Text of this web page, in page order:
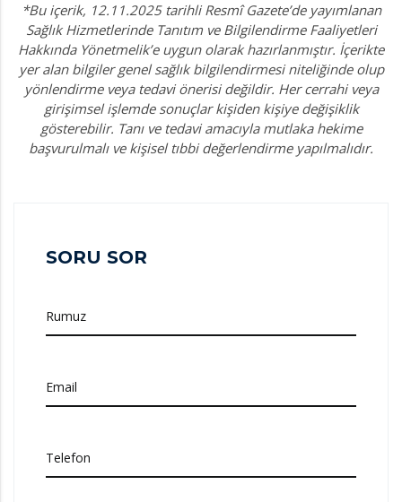
*Bu içerik, 12.11.2025 tarihli Resmî Gazete’de yayımlanan
Sağlık Hizmetlerinde Tanıtım ve Bilgilendirme Faaliyetleri
Hakkında Yönetmelik’e uygun olarak hazırlanmıştır. İçerikte
yer alan bilgiler genel sağlık bilgilendirmesi niteliğinde olup
yönlendirme veya tedavi önerisi değildir. Her cerrahi veya
girişimsel işlemde sonuçlar kişiden kişiye değişiklik
gösterebilir. Tanı ve tedavi amacıyla mutlaka hekime
başvurulmalı ve kişisel tıbbi değerlendirme yapılmalıdır.
SORU SOR
Rumuz
Email
Telefon